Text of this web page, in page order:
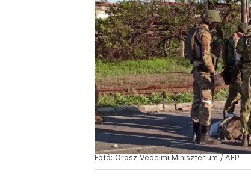
Fotó: Orosz Védelmi Minisztérium / AFP